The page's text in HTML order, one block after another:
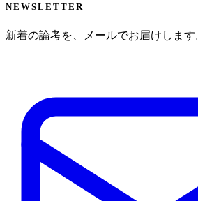
NEWSLETTER
新着の論考を、メールでお届けします